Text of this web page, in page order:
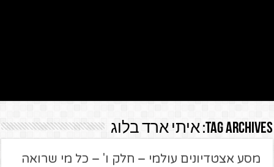
Tag Archives: איתי ארד בלוג
מסע אצטדיונים עולמי – חלק ו' – כל מי שרואה